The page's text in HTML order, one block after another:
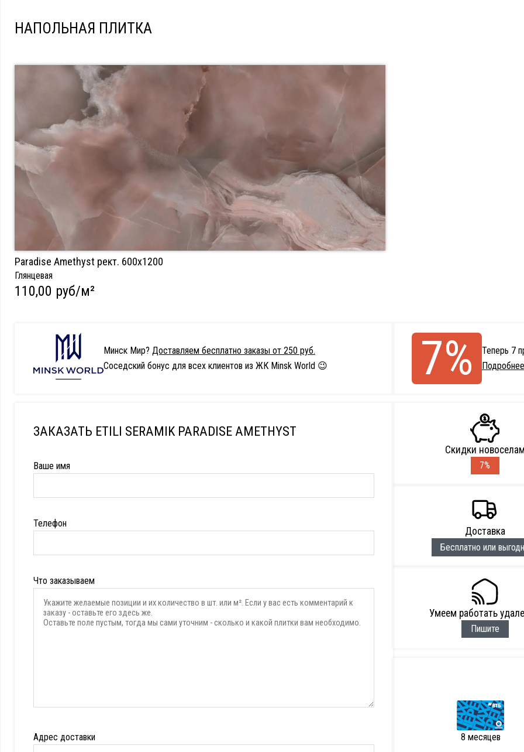
НАПОЛЬНАЯ ПЛИТКА
Paradise Amethyst рект. 600х1200
Глянцевая
110,00 руб/м²
Минск Мир? Доставляем бесплатно заказы от 250 руб.
Соседский бонус для всех клиентов из ЖК Minsk World 😉
7%
Теперь 7
ЗАКАЗАТЬ ETILI SERAMIK PARADISE AMETHYST
Ваше имя
Телефон
Что заказываем
Адрес доставки
Скидки новоселам
7%
Доставка
Бесплатно или
Умеем работать
Пишите
8 месяцев